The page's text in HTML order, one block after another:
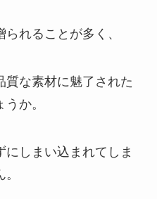
れることが多く、
質な素材に魅了された
か。
にしまい込まれてしま